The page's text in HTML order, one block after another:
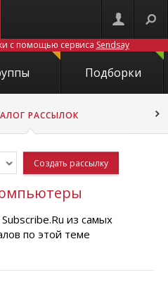
с помощью сервиса Sendsay
Подборки
РАССЫЛОК
Создать рассылку
из самых
по этой теме